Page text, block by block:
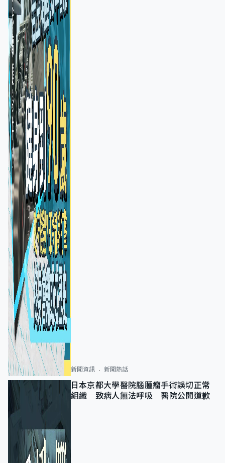
新聞資訊 新聞熱話
日本京都大學醫院腦腫瘤手術誤切正常
組織 致病人無法呼吸 醫院公開道歉